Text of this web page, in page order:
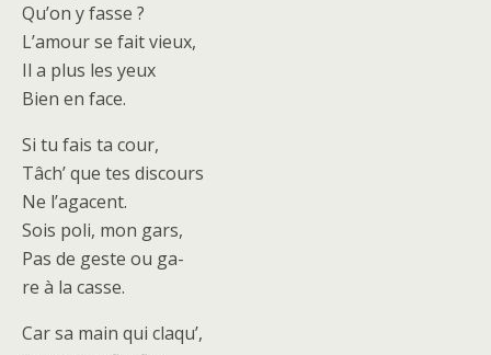
Qu’on y fasse ?
L’amour se fait vieux,
Il a plus les yeux
Bien en face.
Si tu fais ta cour,
Tâch’ que tes discours
Ne l’agacent.
Sois poli, mon gars,
Pas de geste ou ga-
re à la casse.
Car sa main qui claqu’,